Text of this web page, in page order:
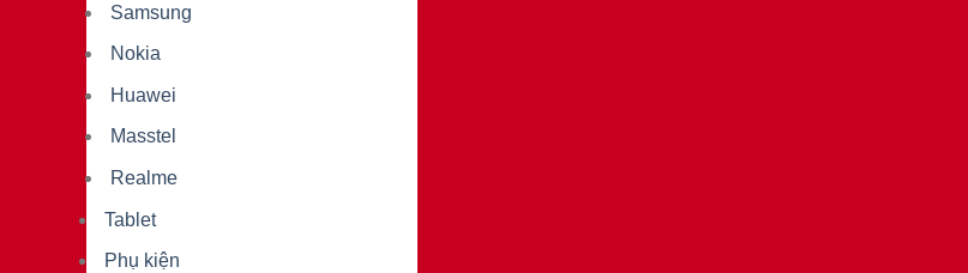
Samsung
Nokia
Huawei
Masstel
Realme
Tablet
Phụ kiện